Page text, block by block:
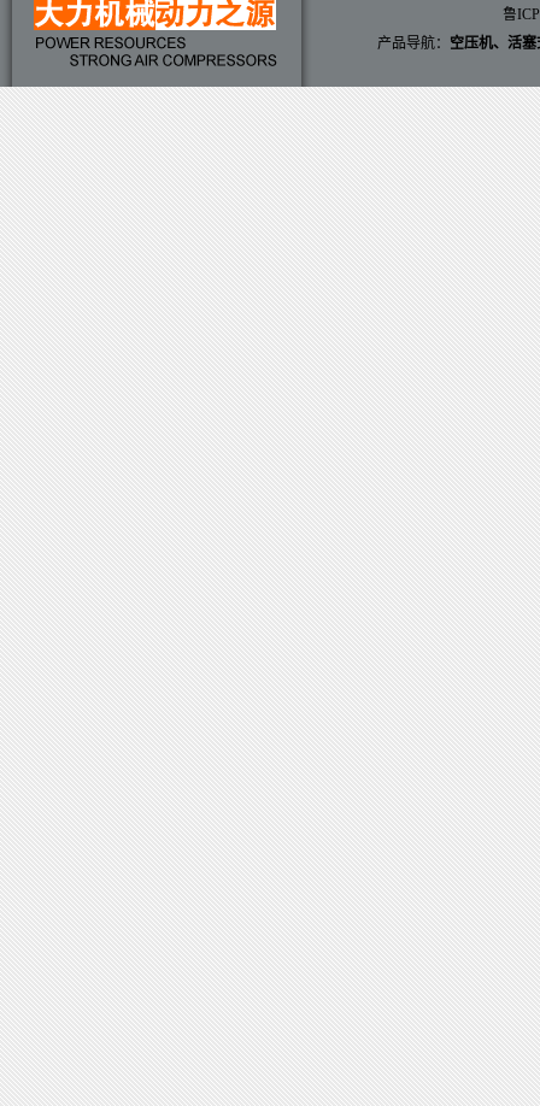
鲁
产品导航：
空压机、 活塞